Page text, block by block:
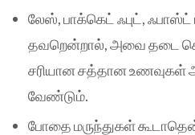
லேஸ், பாக்கெட் ஃபுட்,
தவறென்றால், அவை தடை
சரியான சத்தான உணவுகள்
வேண்டும்.
போதை மருந்துகள்